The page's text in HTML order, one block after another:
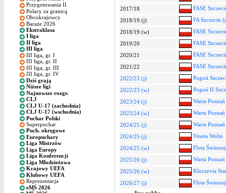
Przygotowania II
Polacy za granicą
Obcokrajowcy
Baraże 2026
Ekstraklasa
I liga
II liga
III liga
III liga, gr. I
III liga, gr. II
III liga, gr. III
III liga, gr. IV
Dziś grają
Niższe ligi
Najnowsze rozgr.
CLJ
CLJ U-17 (zachodnia)
CLJ U-17 (wschodnia)
Puchar Polski
Superpuchar
Puch. okręgowe
Europuchary
Liga Mistrzów
Liga Europy
Liga Konferencji
Liga Młodzieżowa
Krajowy UEFA
Klubowy UEFA
Reprezentacja
eMŚ 2026
2017/18
FASE
2018/19 (j)
FA Szczecin (
2018/19 (w)
FASE
2019/20
FASE
2020/21
FASE
2021/22
FASE
2022/23 (j)
Pogoń
2022/23 (w)
Pogoń II
2023/24 (j)
Warta Poznań
2023/24 (w)
Warta Poznań
2024/25 (j)
Warta Poznań
2024/25 (j)
Vineta Wolin
2024/25 (w)
Flota
2025/26 (j)
Warta Poznań
2025/26 (w)
Kluczevia
2026/27 (j)
Flota